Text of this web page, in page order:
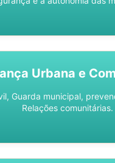
Urbana e
Guarda municipal,
Relações comunitárias.